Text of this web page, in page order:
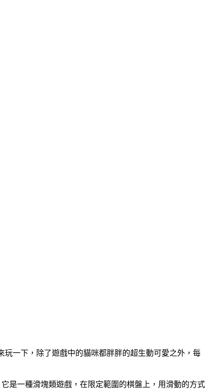
一下，除了遊戲中的貓咪都胖胖的超生動可愛之外，每
是一種滑塊類遊戲，在限定範圍的棋盤上，用滑動的方式